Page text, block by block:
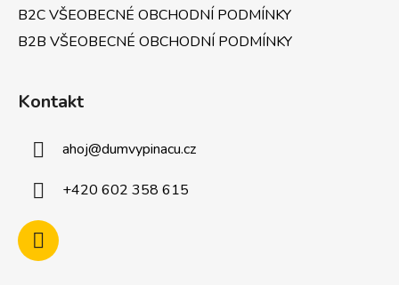
B2C VŠEOBECNÉ OBCHODNÍ PODMÍNKY
B2B VŠEOBECNÉ OBCHODNÍ PODMÍNKY
Kontakt
ahoj@dumvypinacu.cz
+420 602 358 615